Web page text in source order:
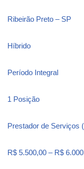
Ribeirão Preto – SP
Híbrido
Período Integral
1 Posição
Prestador de Serviços
R$ 5.500,00 – R$